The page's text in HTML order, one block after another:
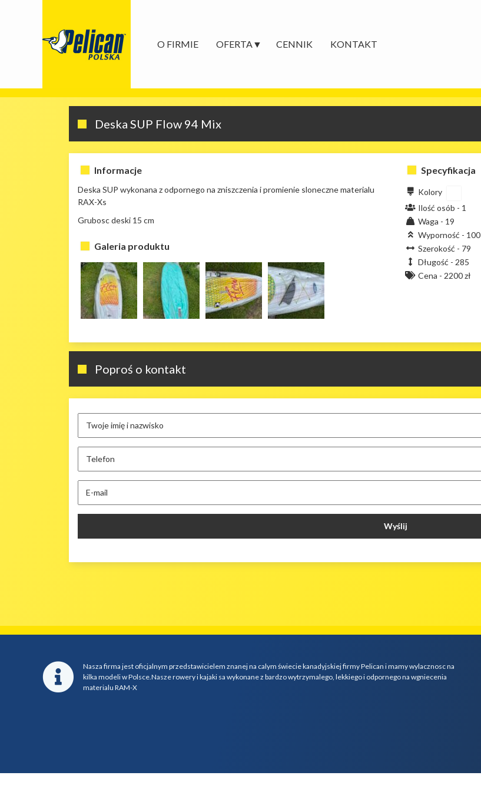
O FIRMIE OFERTA CENNIK KONTAKT
Deska SUP Flow 94 Mix
Informacje
Deska SUP wykonana z odpornego na zniszczenia i promienie sloneczne materialu
RAX-Xs
Grubosc deski 15 cm
Galeria produktu
Specyfikacja
Kolory
Ilość osób - 1
Waga - 19
Wyporność - 100
Szerokość - 79
Długość - 285
Cena - 2200 zł
Poproś o kontakt
Twoje imię i nazwisko
Telefon
E-mail
Nasza firma jest oficjalnym przedstawicielem znanej na calym świecie kanadyjskiej firmy Pelican i mamy wylacznosc na
kilka modeli w Polsce.Nasze rowery i kajaki sa wykonane z bardzo wytrzymalego, lekkiego i odpornego na wgniecenia
materialu RAM-X